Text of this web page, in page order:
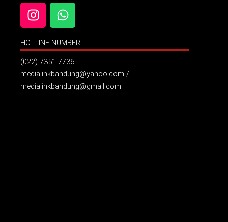
I
n
t
a
g
r
W
h
t
s
a
p
HOTLINE NUMBER
(022) 7351 7736
medialinkbandung@yahoo.com /
medialinkbandung@gmail.com